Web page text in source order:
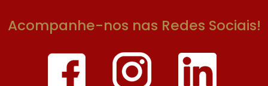
Acompanhe-nos nas Redes Sociais!